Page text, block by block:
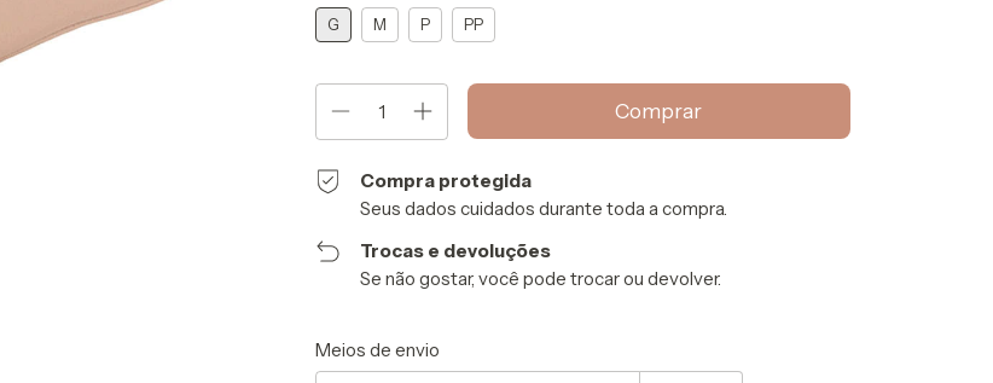
G M P PP
Compra protegida
Seus dados cuidados durante toda a compra.
Trocas e devoluções
Se não gostar, você pode trocar ou devolver.
Entregas para o CEP:
Meios de envio